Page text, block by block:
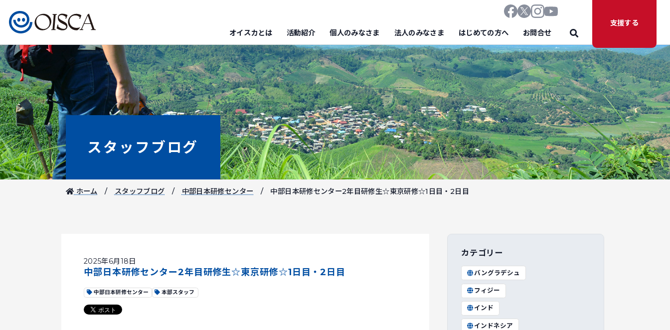
オイスカとは 活動紹介 個人のみなさま 法人のみなさま はじめての方へ お問合せ
支援する
スタッフブログ
ホーム スタッフブログ 中部日本研修センター 中部日本研修センター2年目研修生☆東京研修☆1日目・2日目
2025年6月18日
中部日本研修センター2年目研修生☆東京研修☆1日目・2日目
中部日本研修センター 本部スタッフ
カテゴリー
バングラデシュ
フィジー
インド
インドネシア